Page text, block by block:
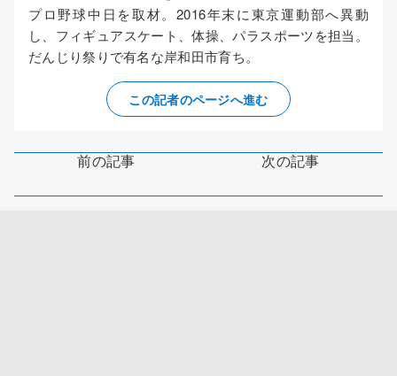
プロ野球中日を取材。2016年末に東京運動部へ異動
し、フィギュアスケート、体操、パラスポーツを担当。
だんじり祭りで有名な岸和田市育ち。
この記者のページへ進む
前の記事 次の記事